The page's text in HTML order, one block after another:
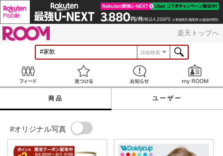
楽天トップへ
詳細検索
見つける お知らせ
商品 ユーザー
#オリジナル写真